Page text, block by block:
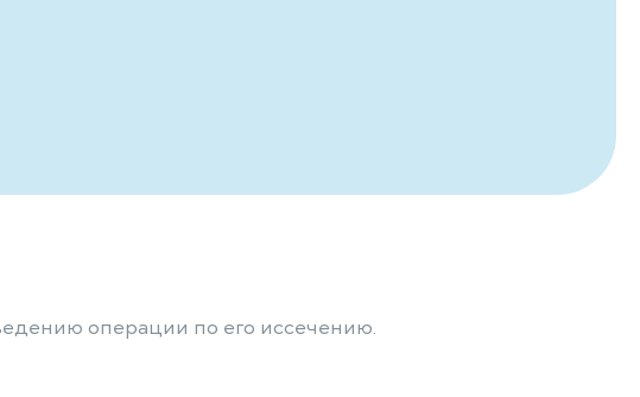
операции по его иссечению.